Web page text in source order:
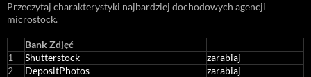
Przeczytaj charakterystyki najbardziej dochodowych agencji
microstock.
Bank Zdjęć
1
Shutterstock
zarabiaj
2
DepositPhotos
zarabiaj